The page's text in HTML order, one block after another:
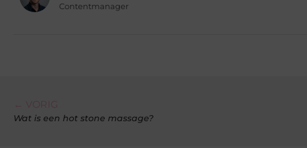
Contentmanager
← VORIG
Wat is een hot stone massage?